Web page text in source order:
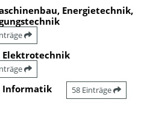
Energietechnik,
Elektrotechnik
Informatik 58 Einträge